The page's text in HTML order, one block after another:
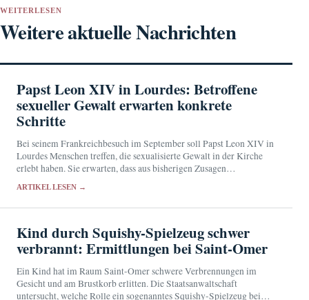
WEITERLESEN
Weitere aktuelle Nachrichten
Papst Leon XIV in Lourdes: Betroffene
sexueller Gewalt erwarten konkrete
Schritte
Bei seinem Frankreichbesuch im September soll Papst Leon XIV in
Lourdes Menschen treffen, die sexualisierte Gewalt in der Kirche
erlebt haben. Sie erwarten, dass aus bisherigen Zusagen
ARTIKEL LESEN →
Kind durch Squishy-Spielzeug schwer
verbrannt: Ermittlungen bei Saint-Omer
Ein Kind hat im Raum Saint-Omer schwere Verbrennungen im
Gesicht und am Brustkorb erlitten. Die Staatsanwaltschaft
untersucht, welche Rolle ein sogenanntes Squishy-Spielzeug bei